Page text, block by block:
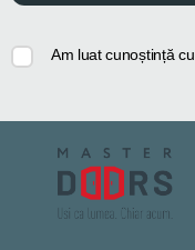
Am luat cunoștință cu